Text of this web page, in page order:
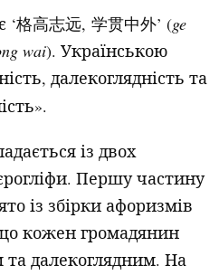
‘格高志远, 学贯中外’ (ge
wai). Українською
далекоглядність та
із двох
Першу частину
із збірки афоризмів
кожен громадянин
далекоглядним. На